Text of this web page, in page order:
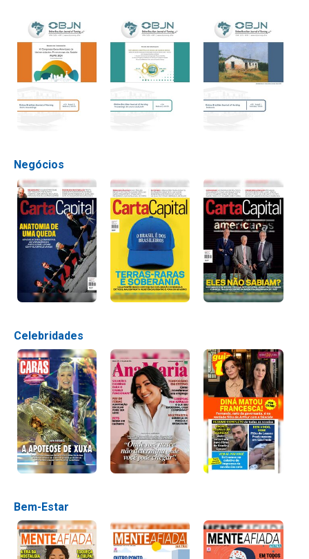
Negócios
Celebridades
Bem-Estar